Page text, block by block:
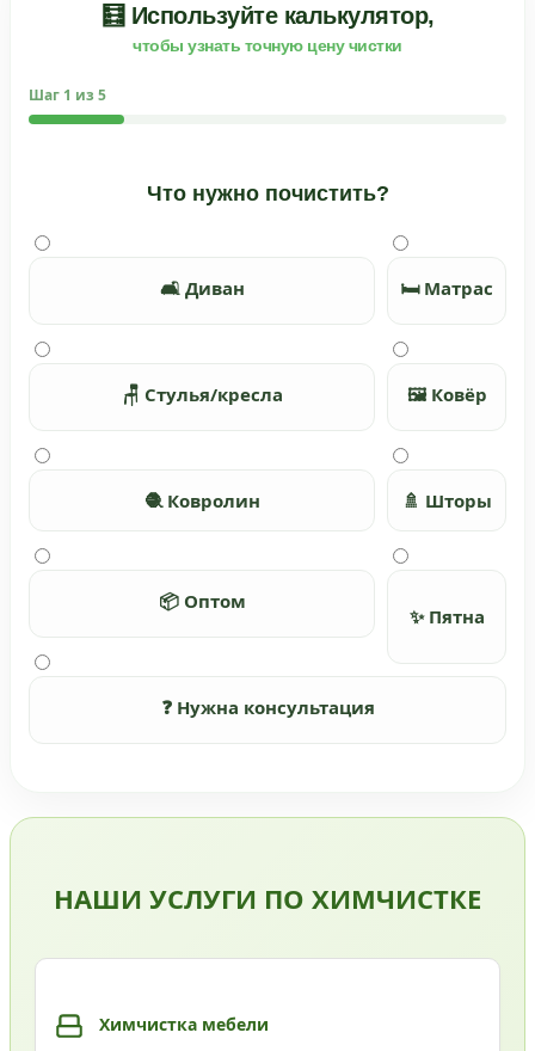
🧮 Используйте калькулятор,
чтобы узнать точную цену чистки
Шаг 1 из 5
Что нужно почистить?
🛋️ Диван 🛏️ Матрас
🪑 Стулья/кресла 🖼️ Ковёр
🧶 Ковролин 🚿 Шторы
📦 Оптом
✨ Пятна
❓ Нужна консультация
НАШИ УСЛУГИ ПО ХИМЧИСТКЕ
Химчистка мебели